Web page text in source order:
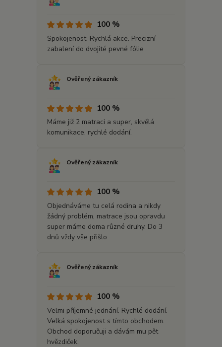
100 %
Spokojenost. Rychlá akce. Precizní
zabalení do dvojité pevné fólie
Ověřený zákazník
100 %
Máme již 2 matraci a super, skvělá
komunikace, rychlé dodání.
Ověřený zákazník
100 %
Objednáváme tu celá rodina a nikdy
žádný problém, matrace jsou opravdu
super máme doma různé druhy. Do 3
dnů vždy vše přišlo
Ověřený zákazník
100 %
Velmi příjemné jednání. Rychlé dodání.
Velká spokojenost s tímto obchodem.
Obchod doporučuji a dávám mu pět
hvězdiček.